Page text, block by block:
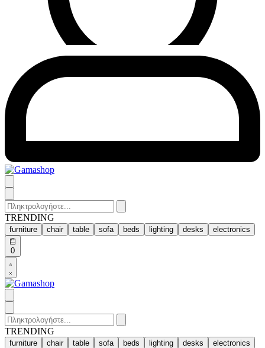
Search
for:
TRENDING
furniture chair table sofa beds lighting desks electronics
0Open
cart
Open
Account
details
Search
for:
TRENDING
furniture chair table sofa beds lighting desks electronics